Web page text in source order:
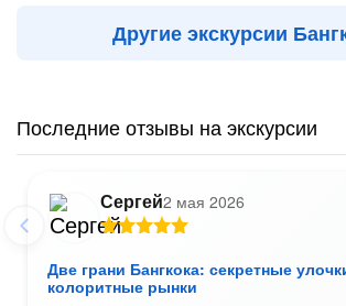
Другие экскурсии
Последние отзывы на экскурсии
Сергей2 мая 2026
Две грани Бангкока: секретные
колоритные рынки